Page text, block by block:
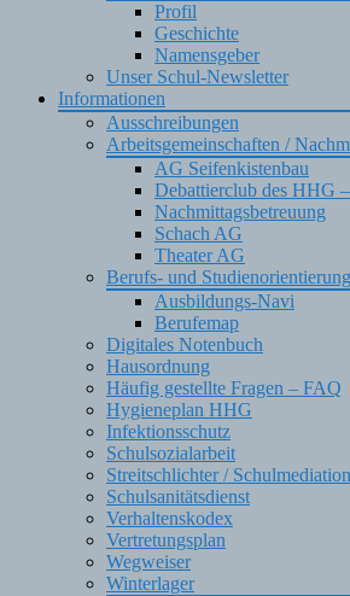
Profil
Geschichte
Namensgeber
Unser Schul-Newsletter
Informationen
Ausschreibungen
Arbeitsgemeinschaften /
AG Seifenkistenbau
Debattierclub des HHG
Nachmittagsbetreuung
Schach AG
Theater AG
Berufs- und Studienorientierung
Ausbildungs-Navi
Berufemap
Digitales Notenbuch
Hausordnung
Häufig gestellte Fragen – FAQ
Hygieneplan HHG
Infektionsschutz
Schulsozialarbeit
Streitschlichter / Schulmediation
Schulsanitätsdienst
Verhaltenskodex
Vertretungsplan
Wegweiser
Winterlager